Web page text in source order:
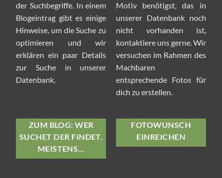
der Suchbegriffe. In einem
Blogeintrag gibt es einige
Hinweise, um die Suche zu
optimieren und wir
erklären ein paar Details
zur Suche in unserer
Datenbank.
Motiv benötigst, das in
unserer Datenbank noch
nicht vorhanden ist,
kontaktiere uns gerne. Wir
versuchen im Rahmen des
Machbaren
entsprechende Fotos für
dich zu erstellen.
ZUM BLOG: WER
SUCHET DER FINDET.
MEISTENS...
FOTOWUNSCH
EINREICHEN